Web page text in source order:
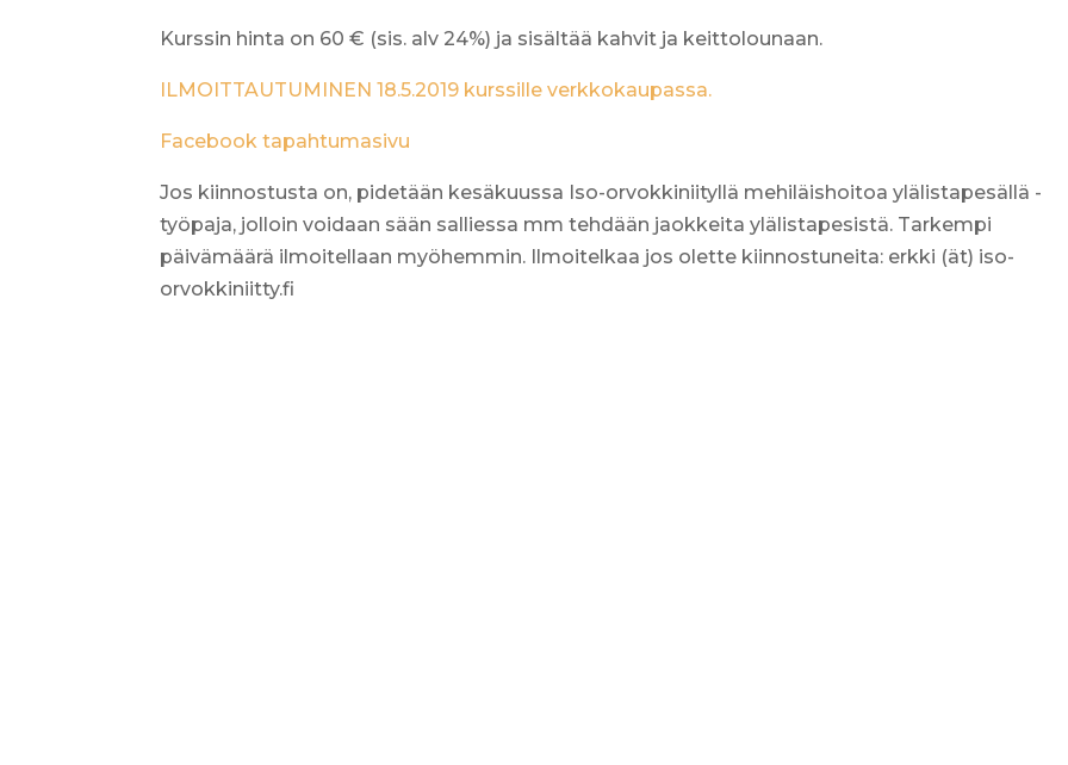
Kurssin hinta on 60 € (sis. alv 24%) ja sisältää kahvit ja keittolounaan.
ILMOITTAUTUMINEN 18.5.2019 kurssille verkkokaupassa.
Facebook tapahtumasivu
Jos kiinnostusta on, pidetään kesäkuussa Iso-orvokkiniityllä mehiläishoitoa ylälistapesällä -
työpaja, jolloin voidaan sään salliessa mm tehdään jaokkeita ylälistapesistä. Tarkempi
päivämäärä ilmoitellaan myöhemmin. Ilmoitelkaa jos olette kiinnostuneita: erkki (ät) iso-
orvokkiniitty.fi